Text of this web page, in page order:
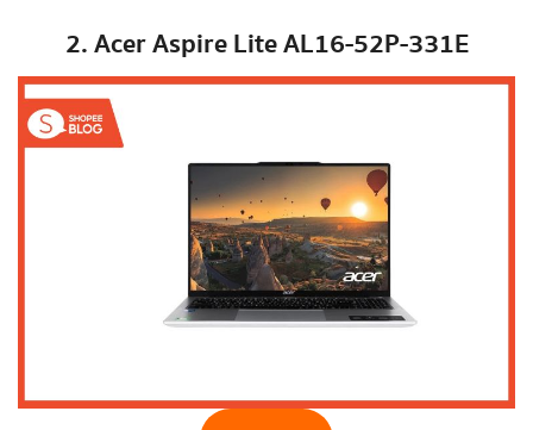
2. Acer Aspire Lite AL16-52P-331E